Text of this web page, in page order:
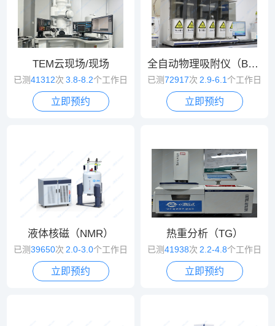
TEM云现场/现场
已测41312次 3.8-8.2个工作日
立即预约
全自动物理吸附仪（BET）
已测72917次 2.9-6.1 个工作日
立即预约
液体核磁（NMR）
已测39650次 2.0-3.0个工作日
立即预约
热重分析（TG）
已测41938次 2.2-4.8个工作日
立即预约